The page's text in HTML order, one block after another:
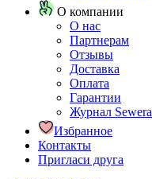
О компании
О нас
Партнерам
Отзывы
Доставка
Оплата
Гарантии
Журнал Sewera
Избранное
Контакты
Пригласи друга